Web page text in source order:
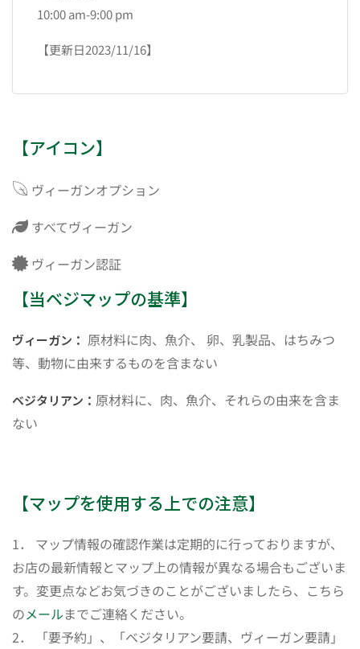
10:00 am-9:00 pm
【更新日2023/11/16】
【アイコン】
ヴィーガンオプション
すべてヴィーガン
ヴィーガン認証
【当ベジマップの基準】
ヴィーガン： 原材料に肉、魚介、 卵、乳製品、はちみつ
等、動物に由来するものを含まない
ベジタリアン： 原材料に、肉、魚介、それらの由来を含ま
ない
【マップを使用する上での注意】
1． マップ情報の確認作業は定期的に行っておりますが、
お店の最新情報とマップ上の情報が異なる場合もございま
す。変更点などお気づきのことがございましたら、こちら
のメールまでご連絡ください。
2． 「要予約」、「ベジタリアン要請、ヴィーガン要請」